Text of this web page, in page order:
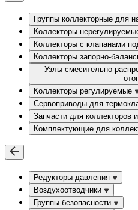
Группы коллекторные для
Коллекторы
Коллекторы с клапанами
Коллекторы запорно-
Узлы смесительно-
Коллекторы регулируемые
Сервоприводы для
Запчасти для коллекторов
Комплектующие для
Редукторы давления
Воздухоотводчики
Группы безопасности